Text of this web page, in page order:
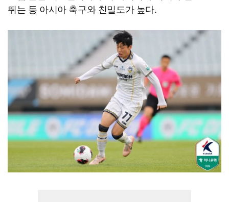
뛰는 등 아시아 축구와 친밀도가 높다.